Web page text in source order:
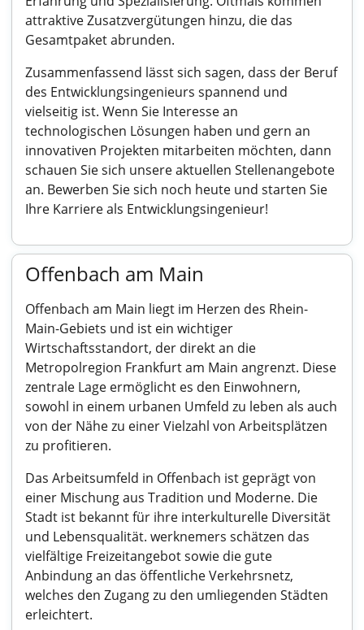
attraktive Zusatzvergütungen hinzu, die das
Gesamtpaket abrunden.
Zusammenfassend lässt sich sagen, dass der Beruf
des Entwicklungsingenieurs spannend und
vielseitig ist. Wenn Sie Interesse an
technologischen Lösungen haben und gern an
innovativen Projekten mitarbeiten möchten, dann
schauen Sie sich unsere aktuellen Stellenangebote
an. Bewerben Sie sich noch heute und starten Sie
Ihre Karriere als Entwicklungsingenieur!
Offenbach am Main
Offenbach am Main liegt im Herzen des Rhein-
Main-Gebiets und ist ein wichtiger
Wirtschaftsstandort, der direkt an die
Metropolregion Frankfurt am Main angrenzt. Diese
zentrale Lage ermöglicht es den Einwohnern,
sowohl in einem urbanen Umfeld zu leben als auch
von der Nähe zu einer Vielzahl von Arbeitsplätzen
zu profitieren.
Das Arbeitsumfeld in Offenbach ist geprägt von
einer Mischung aus Tradition und Moderne. Die
Stadt ist bekannt für ihre interkulturelle Diversität
und Lebensqualität. werknemers schätzen das
vielfältige Freizeitangebot sowie die gute
Anbindung an das öffentliche Verkehrsnetz,
welches den Zugang zu den umliegenden Städten
erleichtert.